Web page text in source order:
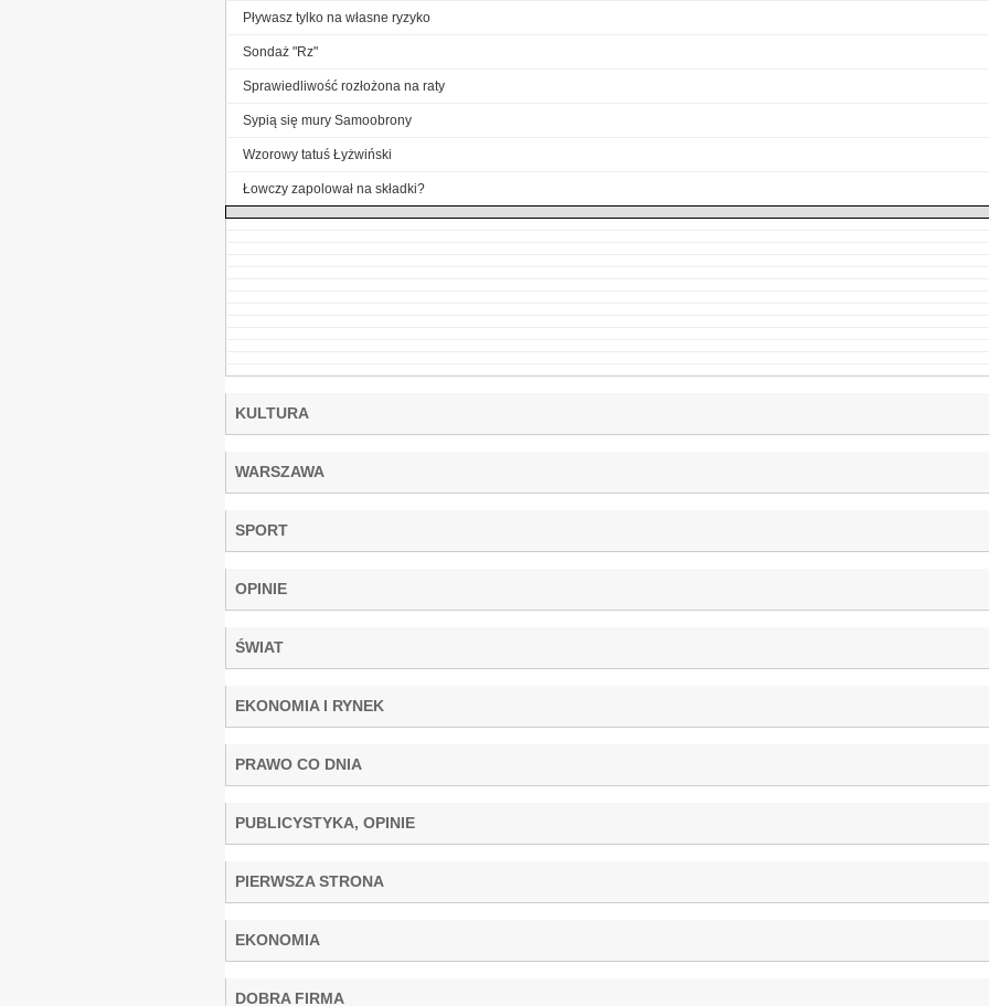
Pływasz tylko na własne ryzyko
Sondaż "Rz"
Sprawiedliwość rozłożona na raty
Sypią się mury Samoobrony
Wzorowy tatuś Łyżwiński
Łowczy zapolował na składki?
KULTURA
WARSZAWA
SPORT
OPINIE
ŚWIAT
EKONOMIA I RYNEK
PRAWO CO DNIA
PUBLICYSTYKA, OPINIE
PIERWSZA STRONA
EKONOMIA
DOBRA FIRMA